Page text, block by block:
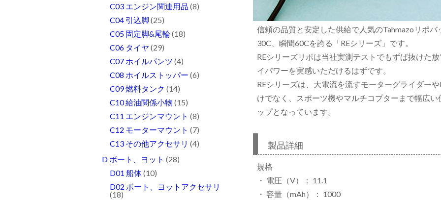
信頼の品質と安定した供給で人気のTahmazoリポ
30C、瞬間60Cを誇る「REシリーズ」です。
REシリーズリポは当社実測テストでもずば抜けた
イパワーを実感いただけるはずです。
REシリーズは、大電流を流すモーターグライダー
けでなく、スポーツ機やマルチコプターまで幅広
ップとなっています。
製品詳細
規格
・ 電圧（V）： 11.1
・ 容量（mAh）： 1000
C03 エンジン関連用品 (8)
C04 引込脚 (25)
C05 固定脚&尾輪(18)
C06 タイヤ (29)
C07 ホイルパンツ (4)
C08 ホイルストッパー (6)
C09 燃料タンク (14)
C10 給油関係小物 (15)
C11 エンジンマウント (8)
C12 モーターマウント (7)
C13 その他アクセサリ (4)
D ボート、ヨット (28)
D01 船体(10)
D02 ボート、ヨットアクセサリ
(18)